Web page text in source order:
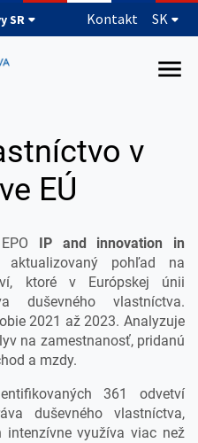
SR Kontakt SK
v
EÚ
IP and innovation in
aktualizovaný pohľad na
ktoré v Európskej únii
duševného vlastníctva.
2021 až 2023. Analyzuje
na zamestnanosť, pridanú
a mzdy.
361 odvetví
duševného vlastníctva,
využíva viac než